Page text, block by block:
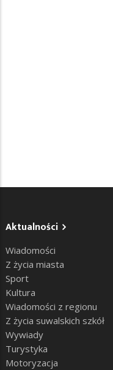
Aktualności
Wiadomości
Z życia miasta
Sport
Kultura
Wiadomości z regionu
Z życia suwalskich szkół
Wywiady
Turystyka
Motoryzacja